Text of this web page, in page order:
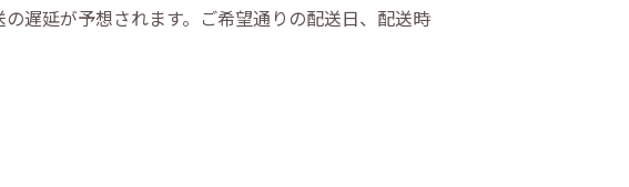
遅延が予想されます。ご希望通りの配送日、配送時